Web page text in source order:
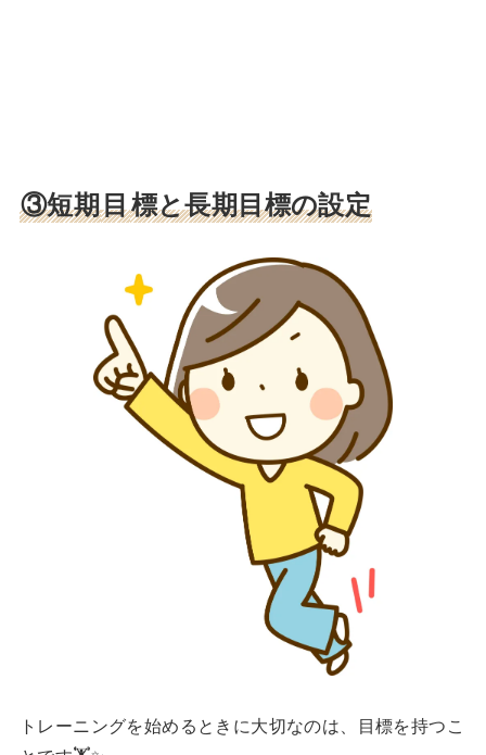
③短期目標と長期目標の設定
トレーニングを始めるときに大切なのは、目標を持つこ